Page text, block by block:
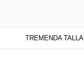
TREMENDA TALLA